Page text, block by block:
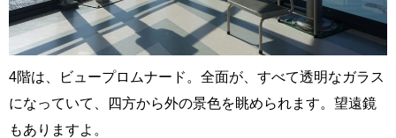
4階は、ビュープロムナード。全面が、すべて透明なガラス
になっていて、四方から外の景色を眺められます。望遠鏡
もありますよ。